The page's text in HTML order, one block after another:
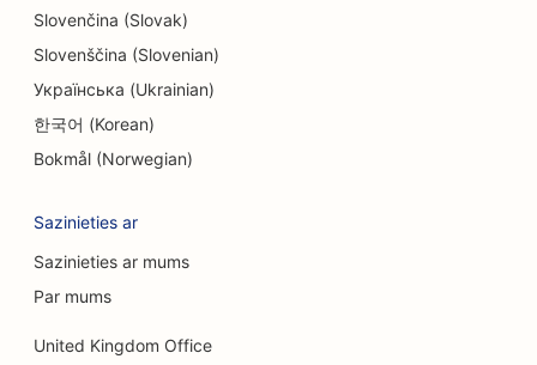
SEO restorāniem, kas darbojas no lauku
saimniecības līdz galdam
SEO sejas liftinga pakalpojumiem
SEO finanšu plānotājiem
SEO ātrās ēdināšanas restorāniem
Slovenčina (Slovak)
Slovenščina (Slovenian)
Українська (Ukrainian)
한국어 (Korean)
Bokmål (Norwegian)
Sazinieties ar
Sazinieties ar mums
Par mums
United Kingdom Office